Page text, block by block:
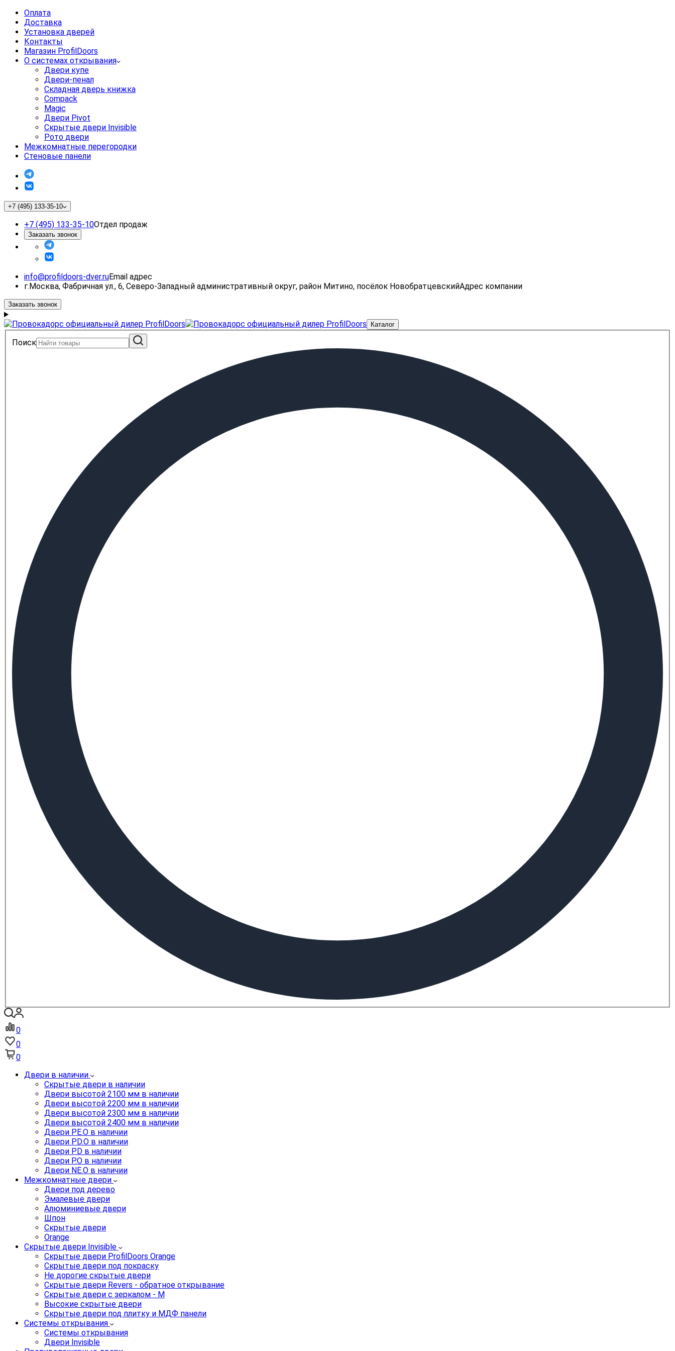
Оплата
Доставка
Установка дверей
Контакты
Магазин ProfilDoors
О системах открывания
Двери купе
Двери-пенал
Складная дверь книжка
Compack
Magic
Двери Pivot
Скрытые двери Invisible
Рото двери
Межкомнатные перегородки
Стеновые панели
+7 (495) 133-35-10
+7 (495) 133-35-10Отдел продаж
Заказать звонок
info@profildoors-dver.ruEmail адрес
г.Москва, Фабричная ул., 6, Северо-Западный административный округ, район Митино, посёлок НовобратцевскийАдрес компании
Заказать звонок
Каталог
Поиск
0
0
0
Двери в наличии
Скрытые двери в наличии
Двери высотой 2100 мм в наличии
Двери высотой 2200 мм в наличии
Двери высотой 2300 мм в наличии
Двери высотой 2400 мм в наличии
Двери PE.O в наличии
Двери PD.O в наличии
Двери PD в наличии
Двери P.O в наличии
Двери NE.O в наличии
Межкомнатные двери
Двери под дерево
Эмалевые двери
Алюминиевые двери
Шпон
Скрытые двери
Orange
Скрытые двери Invisible
Скрытые двери ProfilDoors Orange
Скрытые двери под покраску
Не дорогие скрытые двери
Скрытые двери Revers - обратное открывание
Скрытые двери с зеркалом - M
Высокие скрытые двери
Скрытые двери под плитку и МДФ панели
Системы открывания
Системы открывания
Двери Invisible